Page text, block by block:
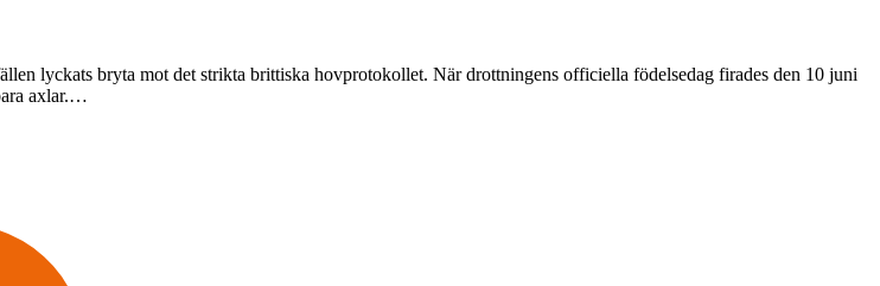
lyckats bryta mot det strikta brittiska hovprotokollet. När drottningens officiella födelsedag firades den 10 juni
axlar.…